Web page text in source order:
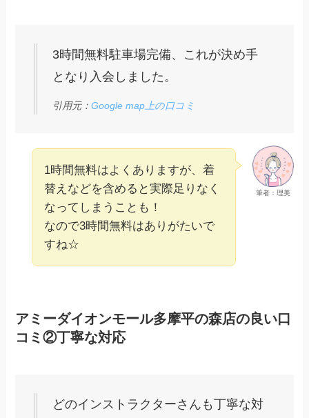
3時間無料駐車場完備、これが決め手
となり入会しました。
引用元：Google map上の口コミ
筆者：理美
1時間無料はよくありますが、着
替えなどを含めると実際足りなく
なってしまうことも！
なので3時間無料はありがたいで
すね☆
アミーダイオンモール多摩平の森店の良い口
コミ②丁寧な対応
どのインストラクターさんも丁寧な対